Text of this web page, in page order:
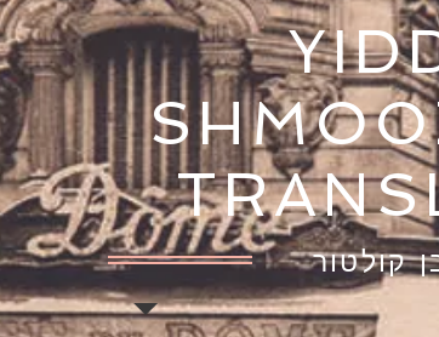
קולטור